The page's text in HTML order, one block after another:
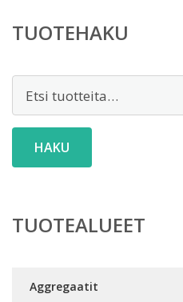
TUOTEHAKU
HAKU
TUOTEALUEET
Aggregaatit